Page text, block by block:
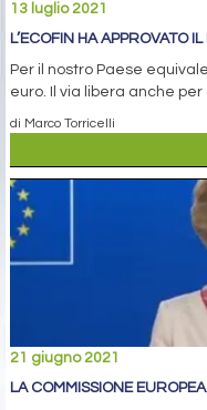
13 luglio 2021
L’ECOFIN HA APPROVATO
Per il nostro Paese
euro. Il via libera anche per
di Marco Torricelli
21 giugno 2021
LA COMMISSIONE